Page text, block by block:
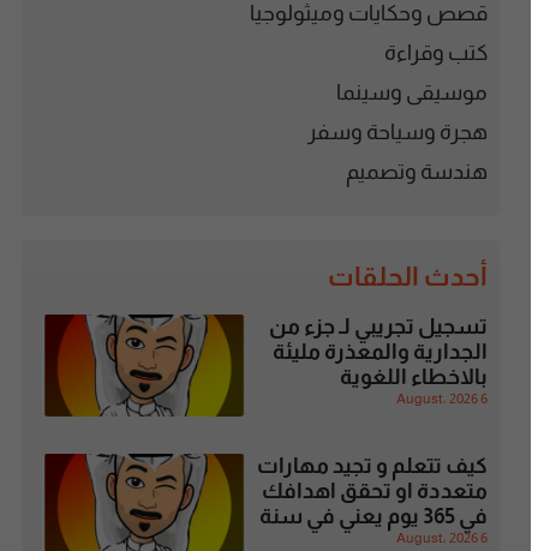
قصص وحكايات وميثولوجيا
كتب وقراءة
موسيقى وسينما
هجرة وسياحة وسفر
هندسة وتصميم
أحدث الحلقات
تسجيل تجريبي لـ جزء من
الجدارية والمعذرة مليئة
بالاخطاء اللغوية
6 August، 2026
كيف تتعلم و تجيد مهارات
متعددة او تحقق اهدافك
في 365 يوم يعني في سنة
6 August، 2026